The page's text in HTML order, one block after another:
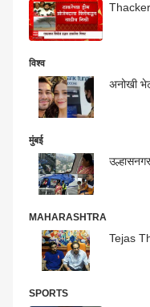
विश्व
अनोखी
मुंबई
MAHARASHTRA
Tejas
SPORTS